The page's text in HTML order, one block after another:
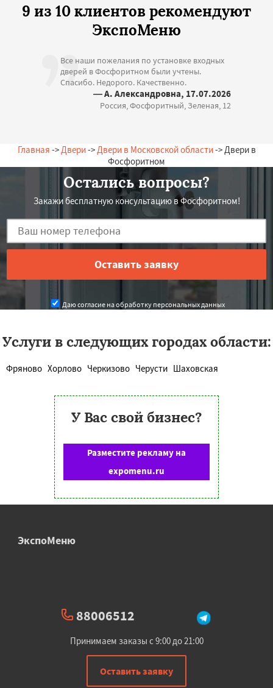
9 из 10 клиентов рекомендуют
ЭкспоМеню
Все наши пожелания по установке входных
дверей в Фосфоритном были учтены.
Спасибо. Недорого. Качественно.
— А. Александровна, 17.07.2026
Россия, Фосфоритный, Зеленая, 12
Главная -> Двери-> Двери в Московской области-> Двери в
Фосфоритном
Остались вопросы?
Закажи бесплатную консультацию в Фосфоритном!
Даю согласие на обработку персональных данных
Услуги в следующих городах области:
Фряново Хорлово Черкизово Черусти Шаховская
У Вас свой бизнес?
Разместите рекламу на
expomenu.ru
ЭкспоМеню
88006512
Принимаем заказы с 9:00 до 21:00
Оставить заявку